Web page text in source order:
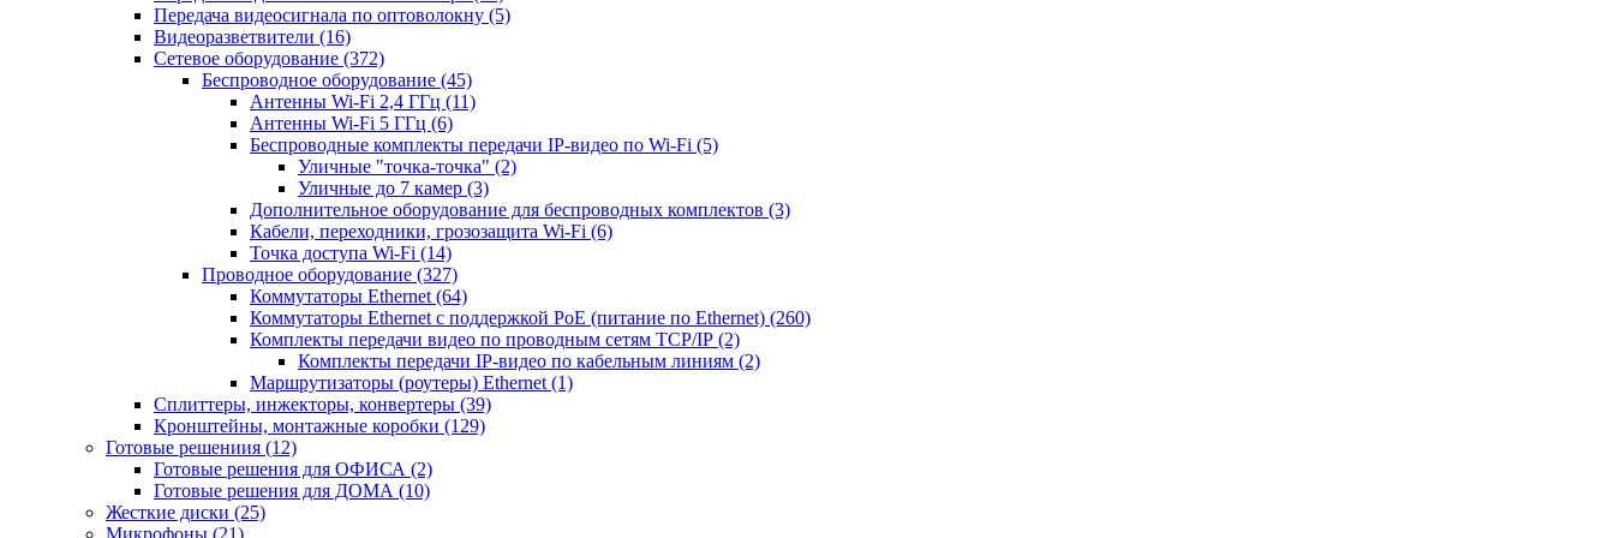
Передача видеосигнала по оптоволокну (5)
Видеоразветвители (16)
Сетевое оборудование (372)
Беспроводное оборудование (45)
Антенны Wi-Fi 2,4 ГГц (11)
Антенны Wi-Fi 5 ГГц (6)
Беспроводные комплекты передачи IP-видео по Wi-Fi (5)
Уличные "точка-точка" (2)
Уличные до 7 камер (3)
Дополнительное оборудование для беспроводных комплектов (3)
Кабели, переходники, грозозащита Wi-Fi (6)
Точка доступа Wi-Fi (14)
Проводное оборудование (327)
Коммутаторы Ethernet (64)
Коммутаторы Ethernet с поддержкой PoE (питание по Ethernet) (260)
Комплекты передачи видео по проводным сетям TCP/IP (2)
Комплекты передачи IP-видео по кабельным линиям (2)
Маршрутизаторы (роутеры) Ethernet (1)
Сплиттеры, инжекторы, конвертеры (39)
Кронштейны, монтажные коробки (129)
Готовые решениия (12)
Готовые решения для ОФИСА (2)
Готовые решения для ДОМА (10)
Жесткие диски (25)
Микрофоны (21)